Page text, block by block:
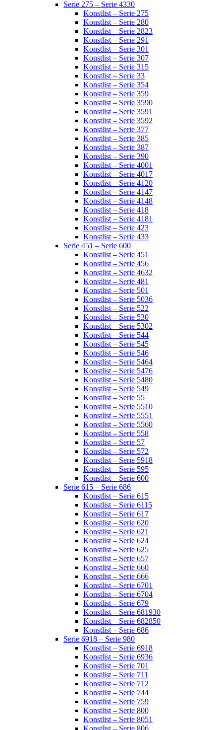
Serie 275 – Serie 4330
Konstlist – Serie 275
Konstlist – Serie 280
Konstlist – Serie 2823
Konstlist – Serie 291
Konstlist – Serie 301
Konstlist – Serie 307
Konstlist – Serie 315
Konstlist – Serie 33
Konstlist – Serie 354
Konstlist – Serie 359
Konstlist – Serie 3590
Konstlist – Serie 3591
Konstlist – Serie 3592
Konstlist – Serie 377
Konstlist – Serie 385
Konstlist – Serie 387
Konstlist – Serie 390
Konstlist – Serie 4001
Konstlist – Serie 4017
Konstlist – Serie 4120
Konstlist – Serie 4147
Konstlist – Serie 4148
Konstlist – Serie 418
Konstlist – Serie 4181
Konstlist – Serie 423
Konstlist – Serie 433
Serie 451 – Serie 600
Konstlist – Serie 451
Konstlist – Serie 456
Konstlist – Serie 4632
Konstlist – Serie 481
Konstlist – Serie 501
Konstlist – Serie 5036
Konstlist – Serie 522
Konstlist – Serie 530
Konstlist – Serie 5302
Konstlist – Serie 544
Konstlist – Serie 545
Konstlist – Serie 546
Konstlist – Serie 5464
Konstlist – Serie 5476
Konstlist – Serie 5480
Konstlist – Serie 549
Konstlist – Serie 55
Konstlist – Serie 5510
Konstlist – Serie 5551
Konstlist – Serie 5560
Konstlist – Serie 558
Konstlist – Serie 57
Konstlist – Serie 572
Konstlist – Serie 5918
Konstlist – Serie 595
Konstlist – Serie 600
Serie 615 – Serie 686
Konstlist – Serie 615
Konstlist – Serie 6115
Konstlist – Serie 617
Konstlist – Serie 620
Konstlist – Serie 621
Konstlist – Serie 624
Konstlist – Serie 625
Konstlist – Serie 657
Konstlist – Serie 660
Konstlist – Serie 666
Konstlist – Serie 6701
Konstlist – Serie 6704
Konstlist – Serie 679
Konstlist – Serie 681930
Konstlist – Serie 682850
Konstlist – Serie 686
Serie 6918 – Serie 980
Konstlist – Serie 6918
Konstlist – Serie 6936
Konstlist – Serie 701
Konstlist – Serie 711
Konstlist – Serie 712
Konstlist – Serie 744
Konstlist – Serie 759
Konstlist – Serie 800
Konstlist – Serie 8051
Konstlist – Serie 806